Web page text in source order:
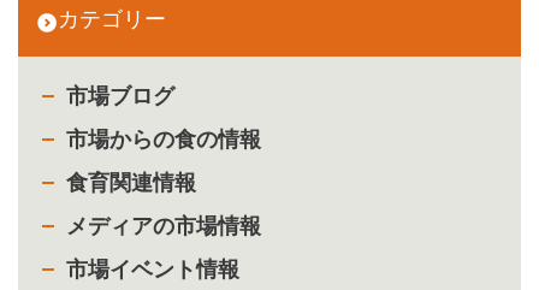
カテゴリー
市場ブログ
市場からの食の情報
食育関連情報
メディアの市場情報
市場イベント情報